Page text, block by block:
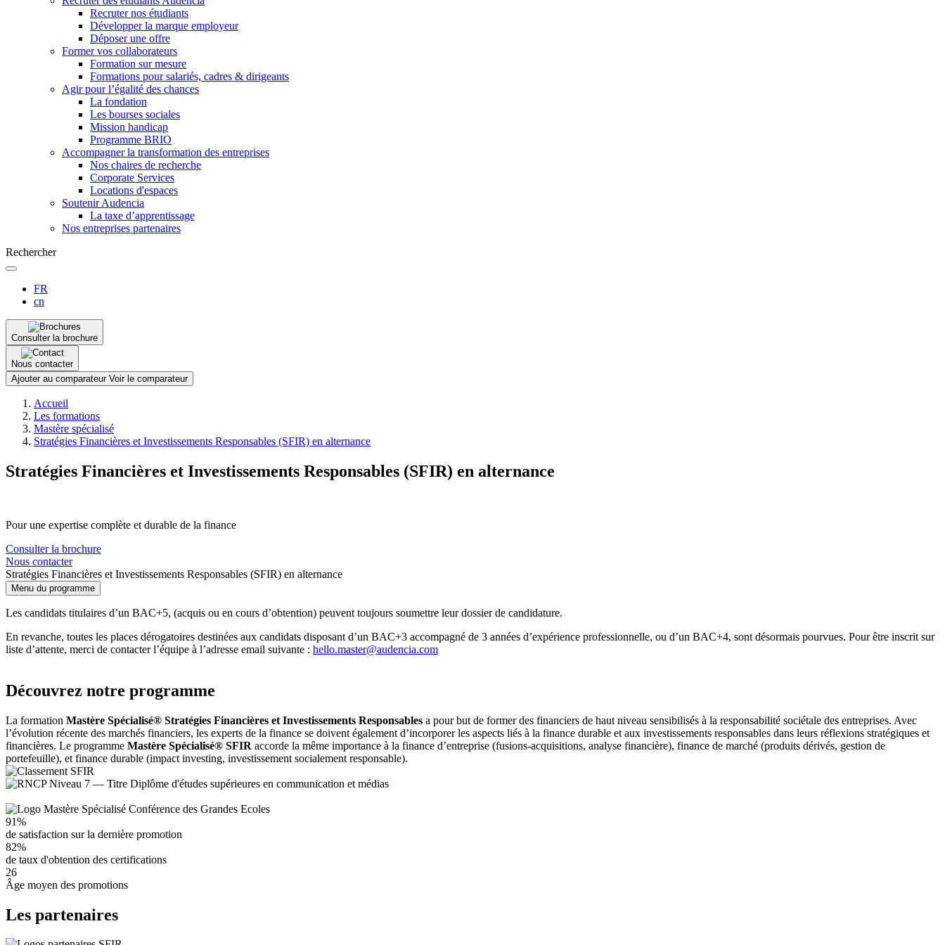
Recruter nos étudiants
Développer la marque employeur
Déposer une offre
Former vos collaborateurs
Formation sur mesure
Formations pour salariés, cadres & dirigeants
Agir pour l’égalité des chances
La fondation
Les bourses sociales
Mission handicap
Programme BRIO
Accompagner la transformation des entreprises
Nos chaires de recherche
Corporate Services
Locations d'espaces
Soutenir Audencia
La taxe d’apprentissage
Nos entreprises partenaires
Rechercher
FR
cn
Consulter la brochure
Nous contacter
Ajouter au comparateur Voir le comparateur
d'Ariane
Accueil
Les formations
Mastère spécialisé
Stratégies Financières et Investissements Responsables (SFIR) en alternance
Stratégies Financières et Investissements Responsables (SFIR) en alternance
Pour une expertise complète et durable de la finance
Consulter la brochure
Nous contacter
Stratégies Financières et Investissements Responsables (SFIR) en alternance
Menu du programme
Les candidats titulaires d’un BAC+5, (acquis ou en cours d’obtention) peuvent toujours soumettre leur dossier de candidature.
En revanche, toutes les places dérogatoires destinées aux candidats disposant d’un BAC+3 accompagné de 3 années d’expérience professionnelle, ou d’un BAC+4, sont désormais pourvues. Pour être inscrit sur
liste d’attente, merci de contacter l’équipe à l’adresse email suivante : hello.master@audencia.com
Découvrez notre programme
La formation Mastère Spécialisé® Stratégies Financières et Investissements Responsables a pour but de former des financiers de haut niveau sensibilisés à la responsabilité sociétale des entreprises. Avec
l’évolution récente des marchés financiers, les experts de la finance se doivent également d’incorporer les aspects liés à la finance durable et aux investissements responsables dans leurs réflexions stratégiques et
financières. Le programme Mastère Spécialisé® SFIR accorde la même importance à la finance d’entreprise (fusions-acquisitions, analyse financière), finance de marché (produits dérivés, gestion de
portefeuille), et finance durable (impact investing, investissement socialement responsable).
91%
de satisfaction sur la dernière promotion
82%
de taux d'obtention des certifications
26
Âge moyen des promotions
Les partenaires